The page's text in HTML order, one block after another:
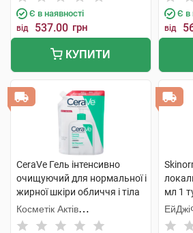
Є в наявності
від 537.00 грн
КУПИТИ
Є в
від
CeraVe Гель інтенсивно
очищуючий для нормальної і
жирної шкіри обличчя і тіла
473 мл 1 пакет
Косметік Актів
Інтернаціональ
мл 1